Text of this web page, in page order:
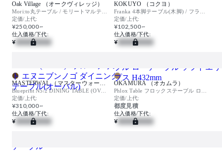
Oak Village （オークヴィレッジ）
定価/上代:
¥250,000 ~
仕入価格/下代:
¥
KOKUYO （コクヨ）
定価/上代:
¥102,500 ~
仕入価格/下代:
¥
MASTERWAL （マスターウォール）
Blueprint N5/2 DINING TABLE (OVAL) / ブループリント エヌニブンノゴ ダイニングテーブル(オーバル)
定価/上代:
¥310,000 ~
仕入価格/下代:
¥
OKAMURA （オカムラ）
定価/上代:
都度見積
仕入価格/下代:
¥